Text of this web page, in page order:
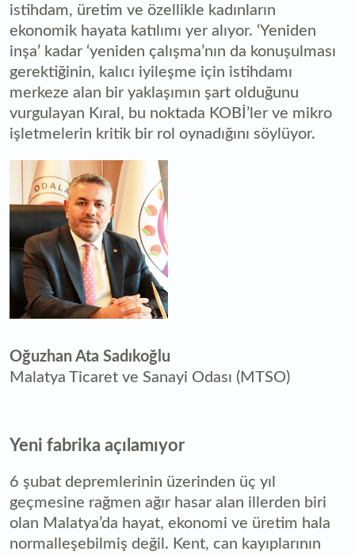
istihdam, üretim ve özellikle kadınların
ekonomik hayata katılımı yer alıyor. ‘Yeniden
inşa’ kadar ‘yeniden çalışma’nın da konuşulması
gerektiğinin, kalıcı iyileşme için istihdamı
merkeze alan bir yaklaşımın şart olduğunu
vurgulayan Kıral, bu noktada KOBİ’ler ve mikro
işletmelerin kritik bir rol oynadığını söylüyor.
Oğuzhan Ata Sadıkoğlu
Malatya Ticaret ve Sanayi Odası (MTSO)
Yeni fabrika açılamıyor
6 şubat depremlerinin üzerinden üç yıl
geçmesine rağmen ağır hasar alan illerden biri
olan Malatya’da hayat, ekonomi ve üretim hala
normalleşebilmiş değil. Kent, can kayıplarının